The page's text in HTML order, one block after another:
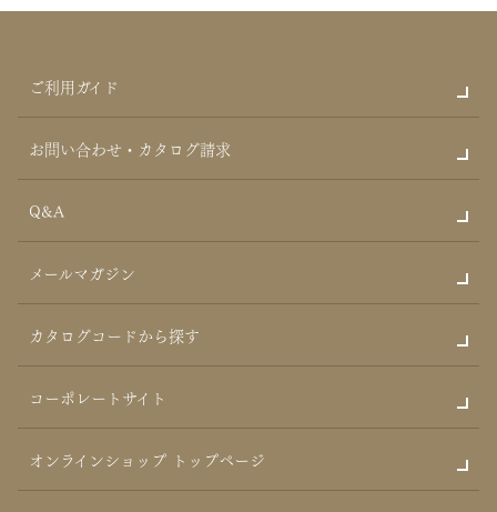
ご利用ガイド
お問い合わせ・カタログ請求
Q&A
メールマガジン
カタログコードから探す
コーポレートサイト
オンラインショップ トップページ